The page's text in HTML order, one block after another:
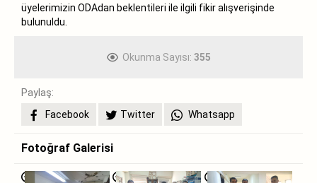
üyelerimizin ODAdan beklentileri ile ilgili fikir alışverişinde
bulunuldu.
Okunma Sayısı: 355
Paylaş:
Facebook
Twitter Whatsapp
Fotoğraf Galerisi